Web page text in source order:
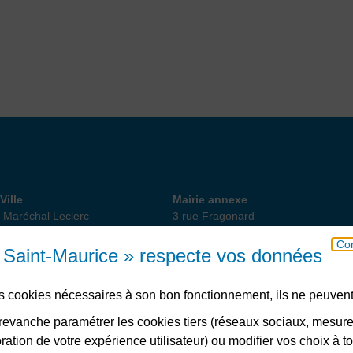
Maurice » respecte vos données
cookies nécessaires à son bon fonctionnement, ils ne
paramétrer les cookies tiers (réseaux sociaux,
de votre expérience utilisateur) ou modifier vos choix à
Ville
Maréchal Leclerc
82 10
Annexe
Mairie annexe
3 rue Fragonard
01 49 76 47 55